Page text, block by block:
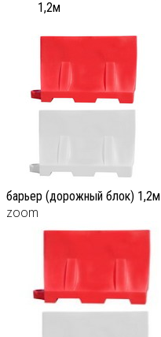
1,2м
барьер (дорожный блок) 1,2м
zoom